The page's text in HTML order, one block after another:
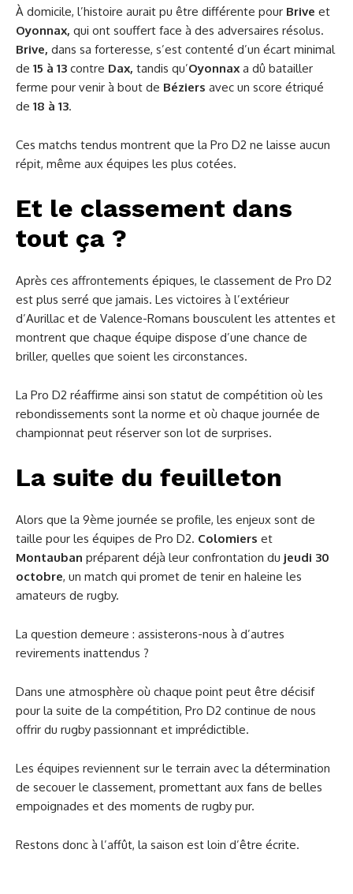
À domicile, l’histoire aurait pu être différente pour Brive et
Oyonnax, qui ont souffert face à des adversaires résolus.
Brive, dans sa forteresse, s’est contenté d’un écart minimal
de 15 à 13 contre Dax, tandis qu’Oyonnax a dû batailler
ferme pour venir à bout de Béziers avec un score étriqué
de 18 à 13.
Ces matchs tendus montrent que la Pro D2 ne laisse aucun
répit, même aux équipes les plus cotées.
Et le classement dans
tout ça ?
Après ces affrontements épiques, le classement de Pro D2
est plus serré que jamais. Les victoires à l’extérieur
d’Aurillac et de Valence-Romans bousculent les attentes et
montrent que chaque équipe dispose d’une chance de
briller, quelles que soient les circonstances.
La Pro D2 réaffirme ainsi son statut de compétition où les
rebondissements sont la norme et où chaque journée de
championnat peut réserver son lot de surprises.
La suite du feuilleton
Alors que la 9ème journée se profile, les enjeux sont de
taille pour les équipes de Pro D2. Colomiers et
Montauban préparent déjà leur confrontation du jeudi 30
octobre, un match qui promet de tenir en haleine les
amateurs de rugby.
La question demeure : assisterons-nous à d’autres
revirements inattendus ?
Dans une atmosphère où chaque point peut être décisif
pour la suite de la compétition, Pro D2 continue de nous
offrir du rugby passionnant et imprédictible.
Les équipes reviennent sur le terrain avec la détermination
de secouer le classement, promettant aux fans de belles
empoignades et des moments de rugby pur.
Restons donc à l’affût, la saison est loin d’être écrite.